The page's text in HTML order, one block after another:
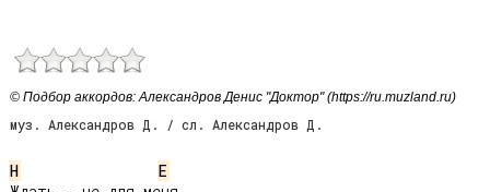
© Подбор аккордов: Александров Денис "Доктор" (https://ru.muzland.ru)
муз. Александров Д. / сл. Александров Д.
H
E